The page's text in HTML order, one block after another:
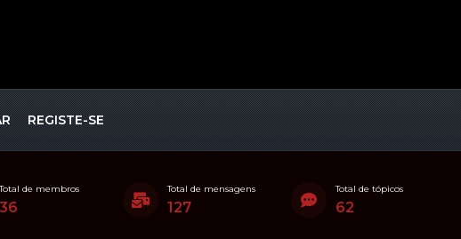
REGISTE-SE
Total de membros
36
Total de mensagens
127
Total de tópicos
62